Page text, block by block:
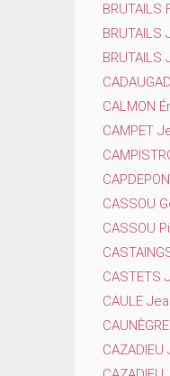
BRUTAILS
BRUTAILS
CALMON
CAMPET
CASSOU
CASSOU
CASTETS
CAULE